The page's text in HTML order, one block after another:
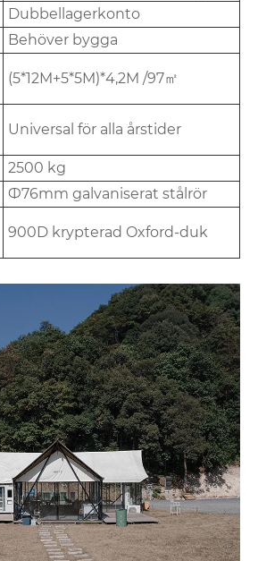
Dubbellagerkonto
Behöver bygga
(5*12M+5*5M)*4,2M /97㎡
Universal för alla årstider
2500 kg
Ф76mm galvaniserat stålrör
900D krypterad Oxford-duk